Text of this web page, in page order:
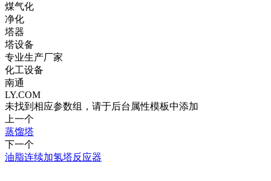
煤气化
净化
塔器
塔设备
专业生产厂家
化工设备
南通
LY.COM
未找到相应参数组，请于后台属性模板中添加
上一个
蒸馏塔
下一个
油脂连续加氢塔反应器